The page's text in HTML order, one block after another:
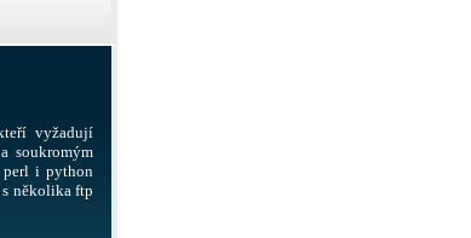
vyžadují
soukromým
perl i python
několika ftp